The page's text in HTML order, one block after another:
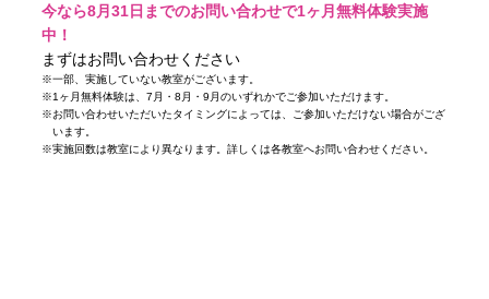
今なら8月31日までのお問い合わせで1ヶ月無料体験実施
中！
まずはお問い合わせください
※一部、実施していない教室がございます。
※1ヶ月無料体験は、7月・8月・9月のいずれかでご参加いただけます。
※お問い合わせいただいたタイミングによっては、ご参加いただけない場合がござ
います。
※実施回数は教室により異なります。詳しくは各教室へお問い合わせください。